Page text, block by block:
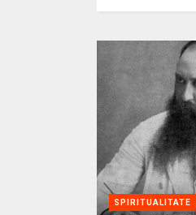
SPIRITUALITATE